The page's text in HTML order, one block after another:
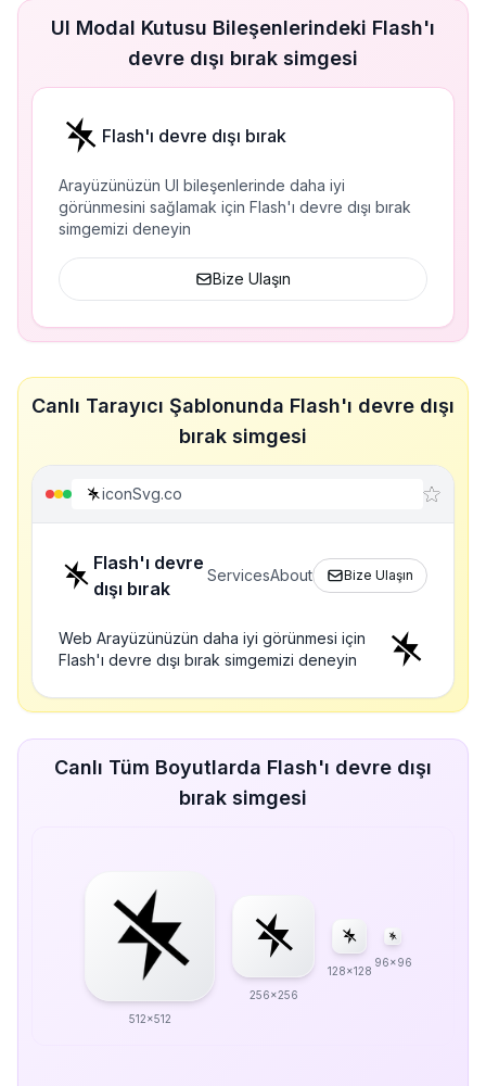
UI Modal Kutusu Bileşenlerindeki Flash'ı
devre dışı bırak simgesi
Flash'ı devre dışı bırak
Arayüzünüzün UI bileşenlerinde daha iyi
görünmesini sağlamak için Flash'ı devre dışı bırak
simgemizi deneyin
Bize Ulaşın
Canlı Tarayıcı Şablonunda Flash'ı devre dışı
bırak simgesi
iconSvg.co
Flash'ı devre
dışı bırak
ServicesAbout Bize Ulaşın
Web Arayüzünüzün daha iyi görünmesi için
Flash'ı devre dışı bırak simgemizi deneyin
Canlı Tüm Boyutlarda Flash'ı devre dışı
bırak simgesi
512x512
256x256
128x128
96x96